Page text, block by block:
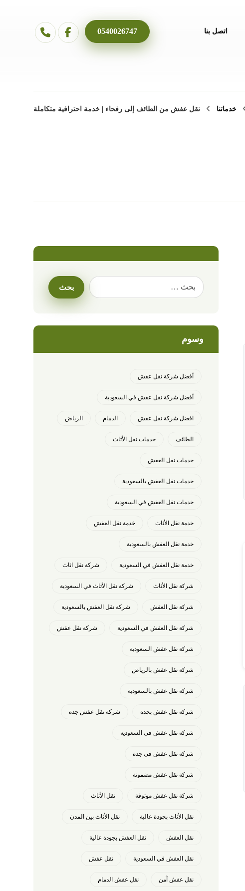
اتصل بنا 0540026747
خدماتنا نقل عفش من الطائف إلى رفحاء | خدمة احترافية متكاملة
وسوم
أفضل شركة نقل عفش
أفضل شركة نقل عفش في السعودية
افضل شركة نقل عفش الدمام الرياض
الطائف خدمات نقل الأثاث
خدمات نقل العفش
خدمات نقل العفش بالسعودية
خدمات نقل العفش في السعودية
خدمة نقل الأثاث خدمة نقل العفش
خدمة نقل العفش بالسعودية
خدمة نقل العفش في السعودية شركة نقل اثاث
شركة نقل الأثاث شركة نقل الأثاث في السعودية
شركة نقل العفش شركة نقل العفش بالسعودية
شركة نقل العفش في السعودية شركة نقل عفش
شركة نقل عفش السعودية
شركة نقل عفش بالرياض
شركة نقل عفش بالسعودية
شركة نقل عفش بجدة شركة نقل عفش جدة
شركة نقل عفش في السعودية
شركة نقل عفش في جدة
شركة نقل عفش مضمونة
شركة نقل عفش موثوقة نقل الأثاث
نقل الأثاث بجودة عالية نقل الأثاث بين المدن
نقل العفش نقل العفش بجودة عالية
نقل العفش في السعودية نقل عفش
نقل عفش آمن نقل عفش الدمام